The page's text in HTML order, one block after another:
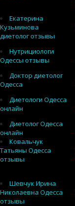
Екатерина
Кузьминова
диетолог отзывы
Нутрициологи
Одессы отзывы
Доктор диетолог
Одесса
Диетологи Одесса
онлайн
Диетолог Одесса
онлайн
Ковальчук
Татьяны Одесса
отзывы
Шевчук Ирина
Николаевна Одесса
отзывы